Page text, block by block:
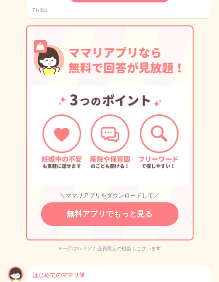
7月8日
＼ママリアプリをダウンロードして／
無料アプリでもっと見る
※一部プレミアム会員限定の機能もございます
はじめてのママリ🔰